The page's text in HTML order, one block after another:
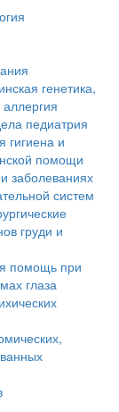
генетика,
педиатрия
и
помощи
заболеваниях
систем
груди и
помощь при
глаза